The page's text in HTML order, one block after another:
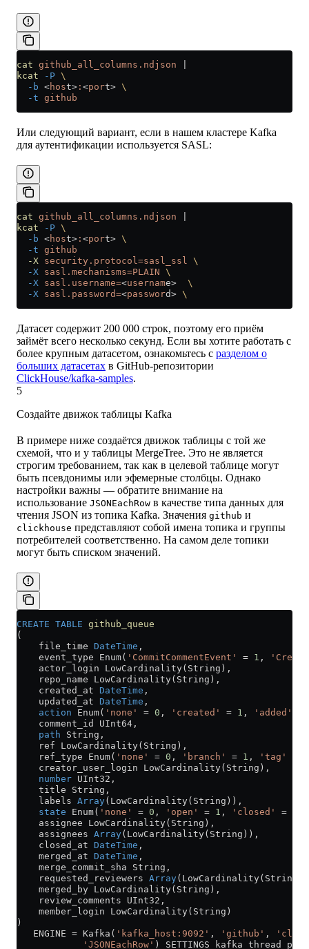
cat github_all_columns.ndjson
kcat -P \
  -b
<host> : <port> \
  -t
github
Или следующий вариант, если в нашем кластере Kafka
для аутентификации используется SASL:
cat github_all_columns.ndjson
kcat -P \
  -b
<host> : <port> \
  -t
github
  -X
security.protocol=sasl_ssl \
  -X
sasl.mechanisms=PLAIN \
  -X
sasl.username=<username>
  \
  -X
sasl.password=<password> \
Датасет содержит 200 000 строк, поэтому его приём
займёт всего несколько секунд. Если вы хотите работать с
более крупным датасетом, ознакомьтесь с разделом о
больших датасетах в GitHub-репозитории
ClickHouse/kafka-samples.
5
Создайте движок таблицы Kafka
В примере ниже создаётся движок таблицы с той же
схемой, что и у таблицы MergeTree. Это не является
строгим требованием, так как в целевой таблице могут
быть псевдонимы или эфемерные столбцы. Однако
настройки важны — обратите внимание на
использование JSONEachRow в качестве типа данных для
чтения JSON из топика Kafka. Значения github и
clickhouse представляют собой имена топика и группы
потребителей соответственно. На самом деле топики
могут быть списком значений.
CREATE TABLE github_queue
(
    file_time
DateTime ,
    event_type Enum(
'CommitCommentEvent' = 1 ,
    actor_login LowCardinality(String),
    repo_name LowCardinality(String),
    created_at
DateTime ,
    updated_at
DateTime ,
    action
Enum( 'none' = 0 , 'created' = 1 , 'added'
    comment_id UInt64,
    path
String,
    ref LowCardinality(String),
    ref_type Enum(
'none' = 0 , 'branch' = 1 , 'tag'
    creator_user_login LowCardinality(String),
    number
UInt32,
    title String,
    labels
Array(LowCardinality(String)),
    state
Enum( 'none' = 0 , 'open' = 1 , 'closed' =
    assignee LowCardinality(String),
    assignees
Array(LowCardinality(String)),
    closed_at
DateTime ,
    merged_at
DateTime ,
    merge_commit_sha String,
    requested_reviewers
Array
    merged_by LowCardinality(String),
    review_comments UInt32,
    member_login LowCardinality(String)
)
   ENGINE
= Kafka( 'kafka_host:9092' , 'github' ,
            'JSONEachRow'
) SETTINGS